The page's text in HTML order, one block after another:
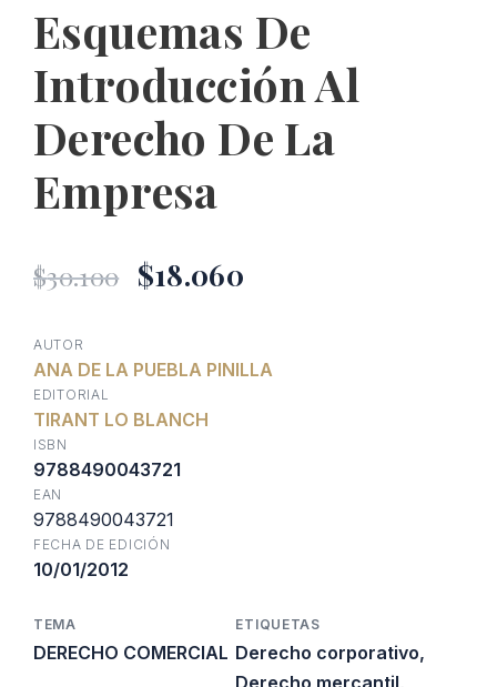
Esquemas De
Introducción Al
Derecho De La
Empresa
$30.100 El
original
era:
$30.100.
$18.060
actual
AUTOR
ANA DE LA PUEBLA PINILLA
EDITORIAL
TIRANT LO BLANCH
ISBN
9788490043721
EAN
9788490043721
FECHA DE EDICIÓN
10/01/2012
TEMA
DERECHO COMERCIAL
ETIQUETAS
Derecho corporativo,